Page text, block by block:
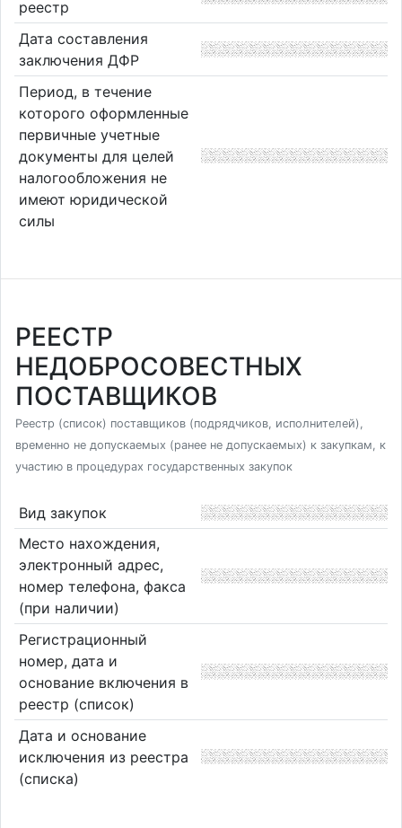
реестр
Дата составления
заключения ДФР
Период, в течение
которого оформленные
первичные учетные
документы для целей
налогообложения не
имеют юридической
силы
РЕЕСТР
НЕДОБРОСОВЕСТНЫХ
ПОСТАВЩИКОВ
Реестр (список) поставщиков (подрядчиков, исполнителей),
временно не допускаемых (ранее не допускаемых) к закупкам, к
участию в процедурах государственных закупок
Вид закупок
Место нахождения,
электронный адрес,
номер телефона, факса
(при наличии)
Регистрационный
номер, дата и
основание включения в
реестр (список)
Дата и основание
исключения из реестра
(списка)